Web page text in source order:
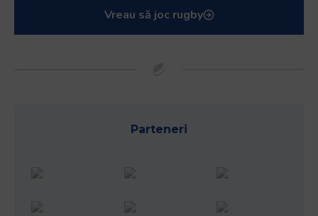
Vreau să joc rugby
Parteneri